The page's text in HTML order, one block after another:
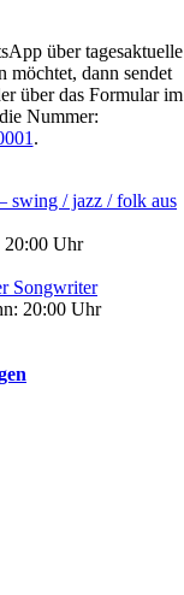
über tagesaktuelle
möchtet, dann sendet
über das Formular im
Nummer:
.
/ jazz / folk aus
20:00 Uhr
Songwriter
20:00 Uhr